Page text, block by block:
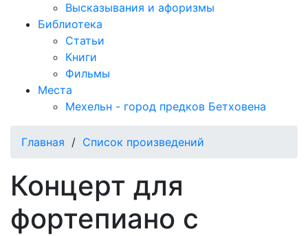
Высказывания и афоризмы
Библиотека
Статьи
Книги
Фильмы
Места
Мехельн - город предков Бетховена
Главная / Список произведений
Концерт для
фортепиано с